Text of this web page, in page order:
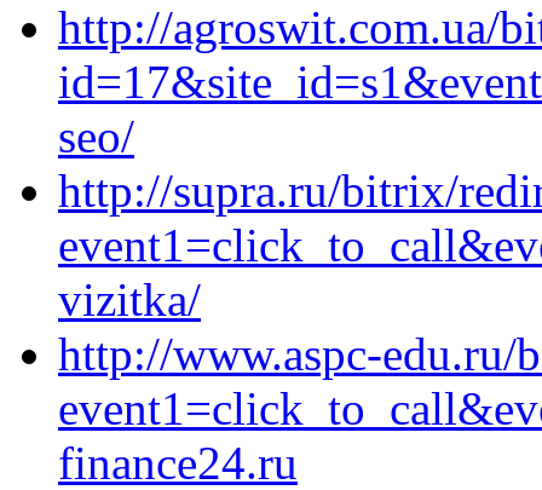
http://agroswit.com.ua/
seo/
http://supra.ru/bitrix/
vizitka/
http://www.aspc-edu.ru/
finance24.ru